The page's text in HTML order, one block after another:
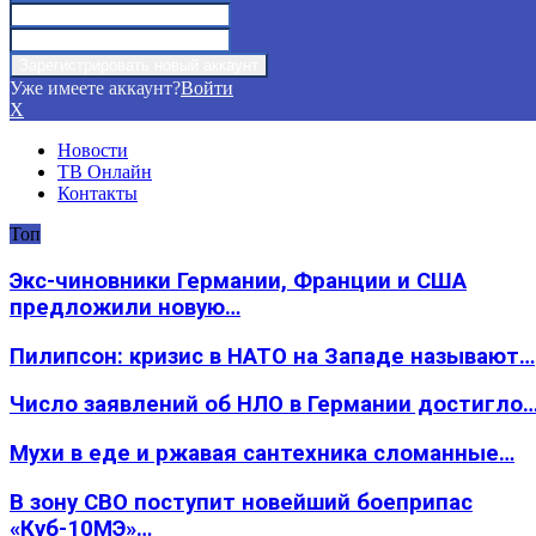
Уже имеете аккаунт?Войти
X
Новости
ТВ Онлайн
Контакты
Топ
Экс-чиновники Германии, Франции и США
предложили новую…
Пилипсон: кризис в НАТО на Западе называют…
Число заявлений об НЛО в Германии
Мухи в еде и ржавая сантехника сломанные…
В зону СВО поступит новейший боеприпас
«Куб-10МЭ»…